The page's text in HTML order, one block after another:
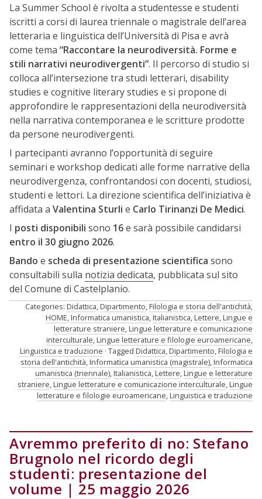
La Summer School è rivolta a studentesse e studenti
iscritti a corsi di laurea triennale o magistrale dell’area
letteraria e linguistica dell’Università di Pisa e avrà
come tema “Raccontare la neurodiversità. Forme e
stili narrativi neurodivergenti”. Il percorso di studio si
colloca all’intersezione tra studi letterari, disability
studies e cognitive literary studies e si propone di
approfondire le rappresentazioni della neurodiversità
nella narrativa contemporanea e le scritture prodotte
da persone neurodivergenti.
I partecipanti avranno l’opportunità di seguire
seminari e workshop dedicati alle forme narrative della
neurodivergenza, confrontandosi con docenti, studiosi,
studenti e lettori. La direzione scientifica dell’iniziativa è
affidata a Valentina Sturli e Carlo Tirinanzi De Medici.
I posti disponibili sono 16e sarà possibile candidarsi
entro il 30 giugno 2026.
Bando e scheda di presentazione scientifica sono
consultabili sulla notizia dedicata, pubblicata sul sito
del Comune di Castelplanio.
Categories: Didattica,Dipartimento,Filologia e storia dell'antichità,
HOME,Informatica umanistica,Italianistica,Lettere,Lingue e
letterature straniere,Lingue letterature e comunicazione
interculturale,Lingue letterature e filologie euroamericane,
Linguistica e traduzione Tagged Didattica,Dipartimento,Filologia e
storia dell'antichità,Informatica umanistica (magistrale),Informatica
umanistica (triennale),Italianistica,Lettere,Lingue e letterature
straniere,Lingue letterature e comunicazione interculturale,Lingue
letterature e filologie euroamericane,Linguistica e traduzione
Avremmo preferito di no: Stefano
Brugnolo nel ricordo degli
studenti: presentazione del
volume | 25 maggio 2026